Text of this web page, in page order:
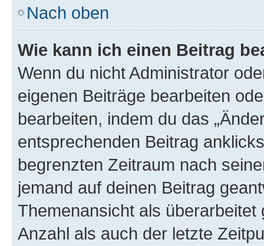
Nach oben
Wie kann ich einen Beitrag
Wenn du nicht Administrator
eigenen Beiträge bearbeiten
bearbeiten, indem du das
entsprechenden Beitrag
begrenzten Zeitraum nach
jemand auf deinen Beitrag
Themenansicht als
Anzahl als auch der letzte